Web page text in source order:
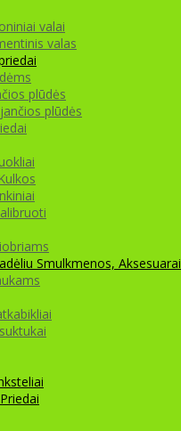
valai
valas
plūdės
plūdės
Smulkmenos, Aksesuarai